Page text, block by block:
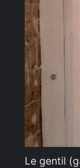
Le gentil